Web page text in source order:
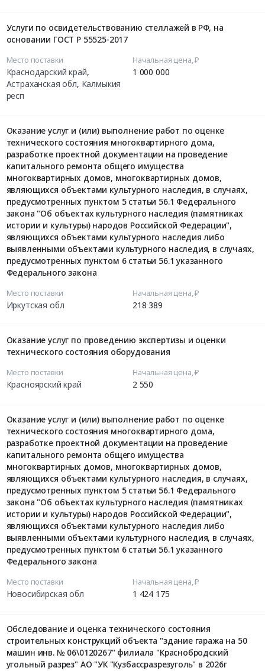
Услуги по освидетельствованию стеллажей в РФ, на
основании ГОСТ Р 55525-2017
Место поставки
Краснодарский край,
Астраханская обл, Калмыкия
респ
Начальная цена, ₽
1 000 000
Оказание услуг и (или) выполнение работ по оценке
технического состояния многоквартирного дома,
разработке проектной документации на проведение
капитального ремонта общего имущества
многоквартирных домов, многоквартирных домов,
являющихся объектами культурного наследия, в случаях,
предусмотренных пунктом 5 статьи 56.1 Федерального
закона "Об объектах культурного наследия (памятниках
истории и культуры) народов Российской Федерации",
являющихся объектами культурного наследия либо
выявленными объектами культурного наследия, в случаях,
предусмотренных пунктом 6 статьи 56.1 указанного
Федерального закона
Место поставки
Иркутская обл
Начальная цена, ₽
218 389
Оказание услуг по проведению экспертизы и оценки
технического состояния оборудования
Место поставки
Красноярский край
Начальная цена, ₽
2 550
Оказание услуг и (или) выполнение работ по оценке
технического состояния многоквартирного дома,
разработке проектной документации на проведение
капитального ремонта общего имущества
многоквартирных домов, многоквартирных домов,
являющихся объектами культурного наследия, в случаях,
предусмотренных пунктом 5 статьи 56.1 Федерального
закона "Об объектах культурного наследия (памятниках
истории и культуры) народов Российской Федерации",
являющихся объектами культурного наследия либо
выявленными объектами культурного наследия, в случаях,
предусмотренных пунктом 6 статьи 56.1 указанного
Федерального закона
Место поставки
Новосибирская обл
Начальная цена, ₽
1 424 175
Обследование и оценка технического состояния
строительных конструкций объекта "здание гаража на 50
машин инв. № 06\0120267" филиала "Краснобродский
угольный разрез" АО "УК "Кузбассразрезуголь" в 2026г